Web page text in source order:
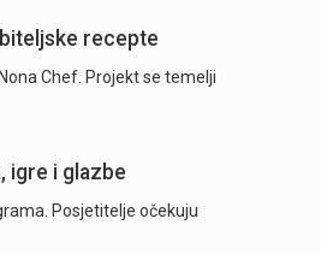
recepte
Chef. Projekt se temelji
igre i glazbe
Posjetitelje očekuju